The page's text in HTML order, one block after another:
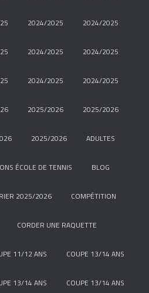
2024/2025 2024/2025
2024/2025 2024/2025
2024/2025 2024/2025
2025/2026 2025/2026
2025/2026 ADULTES
ÉCOLE DE TENNIS BLOG
2025/2026 COMPÉTITION
CORDER UNE RAQUETTE
11/12 ANS COUPE 13/14 ANS
13/14 ANS COUPE 13/14 ANS